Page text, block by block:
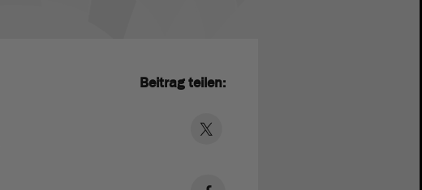
Beitrag teilen: